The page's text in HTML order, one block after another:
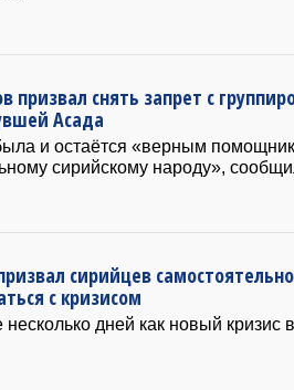
призвал снять запрет с
Асада
и остаётся «верным
сирийскому народу»,
сирийцев самостоятельно
с кризисом
несколько дней как новый кризис в